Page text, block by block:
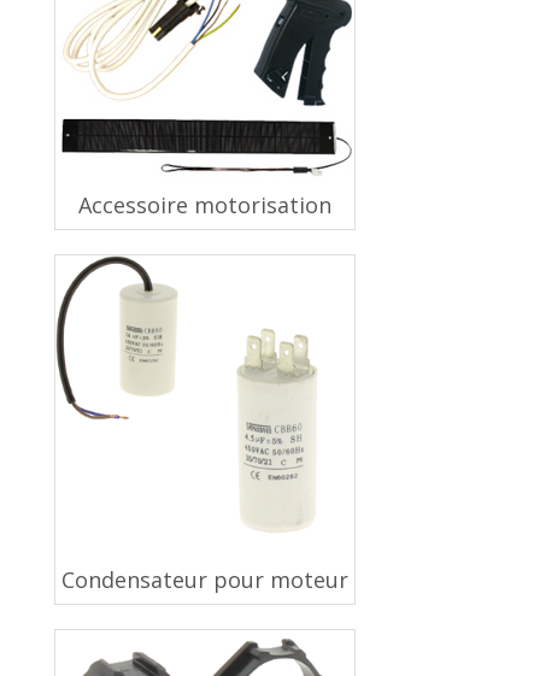
Accessoire motorisation
Condensateur pour moteur